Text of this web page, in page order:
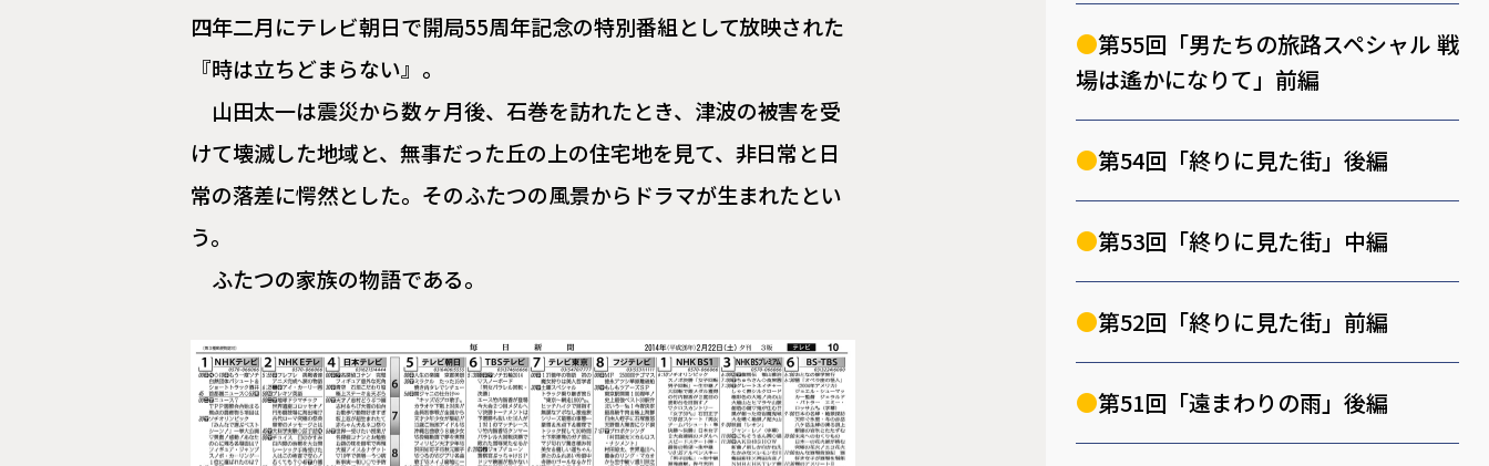
四年二月にテレビ朝日で開局55周年記念の特別番組として放映された
『時は立ちどまらない』。
山田太一は震災から数ヶ月後、石巻を訪れたとき、津波の被害を受
けて壊滅した地域と、無事だった丘の上の住宅地を見て、非日常と日
常の落差に愕然とした。そのふたつの風景からドラマが生まれたとい
う。
ふたつの家族の物語である。
第55回「男たちの旅路スペシャル 戦
場は遙かになりて」前編
第54回「終りに見た街」後編
第53回「終りに見た街」中編
第52回「終りに見た街」前編
第51回「遠まわりの雨」後編